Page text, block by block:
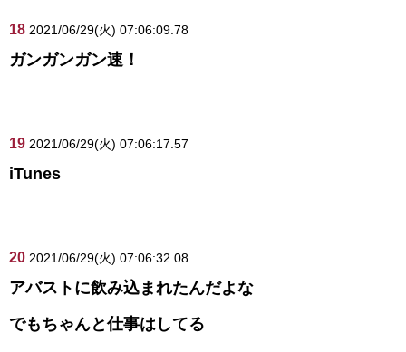
18 2021/06/29(火) 07:06:09.78
ガンガンガン速！
19 2021/06/29(火) 07:06:17.57
iTunes
20 2021/06/29(火) 07:06:32.08
アバストに飲み込まれたんだよな
でもちゃんと仕事はしてる